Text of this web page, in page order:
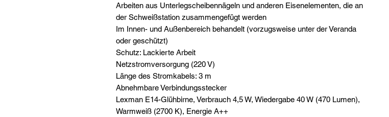
Arbeiten aus Unterlegscheibennägeln und anderen Eisenelementen, die an
der Schweißstation zusammengefügt werden
Im Innen- und Außenbereich behandelt (vorzugsweise unter der Veranda
oder geschützt)
Schutz: Lackierte Arbeit
Netzstromversorgung (220 V)
Länge des Stromkabels: 3 m
Abnehmbare Verbindungsstecker
Lexman E14-Glühbirne, Verbrauch 4,5 W, Wiedergabe 40 W (470 Lumen),
Warmweiß (2700 K), Energie A++